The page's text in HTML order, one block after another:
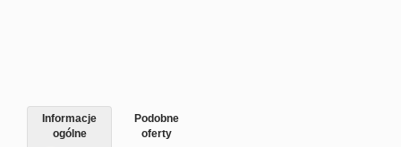
Informacje
ogólne
Podobne
oferty